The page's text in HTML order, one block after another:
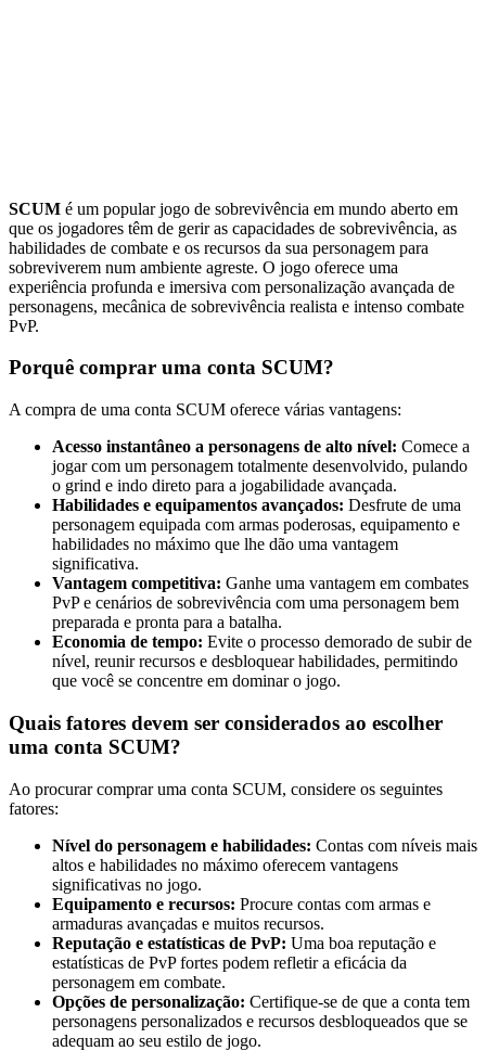
SCUM é um popular jogo de sobrevivência em mundo aberto em
que os jogadores têm de gerir as capacidades de sobrevivência, as
habilidades de combate e os recursos da sua personagem para
sobreviverem num ambiente agreste. O jogo oferece uma
experiência profunda e imersiva com personalização avançada de
personagens, mecânica de sobrevivência realista e intenso combate
PvP.
Porquê comprar uma conta SCUM?
A compra de uma conta SCUM oferece várias vantagens:
Acesso instantâneo a personagens de alto nível: Comece a
jogar com um personagem totalmente desenvolvido, pulando
o grind e indo direto para a jogabilidade avançada.
Habilidades e equipamentos avançados: Desfrute de uma
personagem equipada com armas poderosas, equipamento e
habilidades no máximo que lhe dão uma vantagem
significativa.
Vantagem competitiva: Ganhe uma vantagem em combates
PvP e cenários de sobrevivência com uma personagem bem
preparada e pronta para a batalha.
Economia de tempo: Evite o processo demorado de subir de
nível, reunir recursos e desbloquear habilidades, permitindo
que você se concentre em dominar o jogo.
Quais fatores devem ser considerados ao escolher
uma conta SCUM?
Ao procurar comprar uma conta SCUM, considere os seguintes
fatores:
Nível do personagem e habilidades: Contas com níveis mais
altos e habilidades no máximo oferecem vantagens
significativas no jogo.
Equipamento e recursos: Procure contas com armas e
armaduras avançadas e muitos recursos.
Reputação e estatísticas de PvP: Uma boa reputação e
estatísticas de PvP fortes podem refletir a eficácia da
personagem em combate.
Opções de personalização: Certifique-se de que a conta tem
personagens personalizados e recursos desbloqueados que se
adequam ao seu estilo de jogo.